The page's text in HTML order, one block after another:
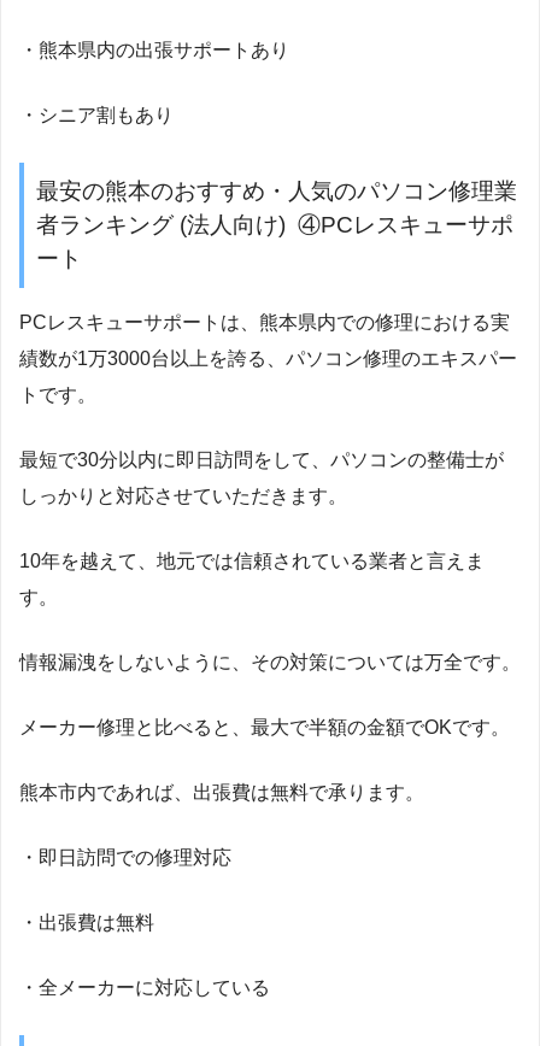
・熊本県内の出張サポートあり
・シニア割もあり
最安の熊本のおすすめ・人気のパソコン修理業
者ランキング (法人向け) ④PCレスキューサポ
ート
PCレスキューサポートは、熊本県内での修理における実
績数が1万3000台以上を誇る、パソコン修理のエキスパー
トです。
最短で30分以内に即日訪問をして、パソコンの整備士が
しっかりと対応させていただきます。
10年を越えて、地元では信頼されている業者と言えま
す。
情報漏洩をしないように、その対策については万全です。
メーカー修理と比べると、最大で半額の金額でOKです。
熊本市内であれば、出張費は無料で承ります。
・即日訪問での修理対応
・出張費は無料
・全メーカーに対応している